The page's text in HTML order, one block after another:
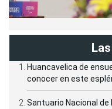
Huancavelica de
conocer en este
Santuario Nacional de